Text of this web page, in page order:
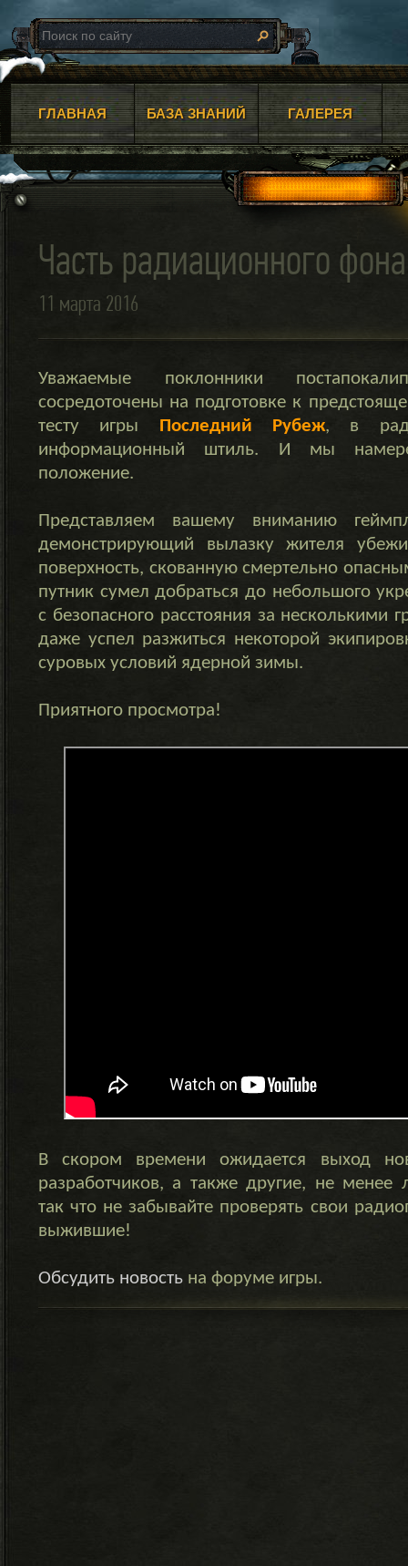
ГЛАВНАЯ БАЗА ЗНАНИЙ ГАЛЕРЕЯ
Часть радиационного фона
11 марта 2016
Уважаемые поклонники
сосредоточены на подготовке к
тесту игры
Последний Рубеж, в
информационный штиль. И мы
положение.
Представляем вашему вниманию
демонстрирующий вылазку жителя
поверхность, скованную смертельно
путник сумел добраться до небольшого
с безопасного расстояния за несколькими
даже успел разжиться некоторой
суровых условий ядерной зимы.
Приятного просмотра!
В скором времени ожидается выход
разработчиков, а также другие, не менее
так что не забывайте проверять свои
выжившие!
Обсудить новость на форуме игры.